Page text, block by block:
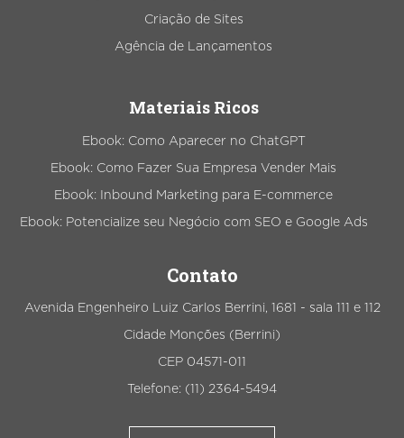
Criação de Sites
Agência de Lançamentos
Materiais Ricos
Ebook: Como Aparecer no ChatGPT
Ebook: Como Fazer Sua Empresa Vender Mais
Ebook: Inbound Marketing para E-commerce
Ebook: Potencialize seu Negócio com SEO e Google Ads
Contato
Avenida Engenheiro Luiz Carlos Berrini, 1681 - sala 111 e 112
Cidade Monções (Berrini)
CEP 04571-011
Telefone: (11) 2364-5494